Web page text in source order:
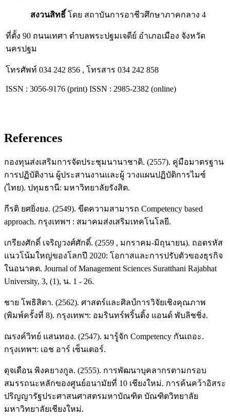
สงวนสิทธิ์ โดย สถาบันการอาชีวศึกษาภาคกลาง 4
ที่ตั้ง 90 ถนนเทศา ตำบลพระปฐมเจดีย์ อำเภอเมือง จังหวัด
นครปฐม
โทรศัพท์ 034 242 856 , โทรสาร 034 242 858
ISSN : 3056-9176 (print) ISSN : 2985-2382 (online)
References
กองทุนส่งเสริมการจัดประชุมนานาชาติ. (2557). คู่มือมาตรฐาน
การปฏิบัติงาน ผู้ประสานงานและผู้ วางแผนปฏิบัติการไมซ์
(ไทย). ปทุมธานี: มหาวิทยาลัยรังสิต.
กีรติ ยศยิ่งยง. (2549). ขีดความสามารถ Competency based
approach. กรุงเทพฯ : สมาคมส่งเสริมเทคโนโลยี.
เกรียงศักดิ์ เจริญวงศ์ศักดิ์. (2559 , มกราคม-มิถุนายน). ถอดรหัส
แนวโน้มใหญ่ของโลกปี 2020: โอกาสและการปรับตัวของธุรกิจ
ในอนาคต. Journal of Management Sciences Suratthani Rajabhat
University, 3, (1), น. 1 - 26.
ชาย โพธิสิตา. (2562). ศาสตร์และศิลป์การวิจัยเชิงคุณภาพ
(พิมพ์ครั้งที่ 8). กรุงเทพฯ: อมรินทร์พริ้นติ้ง แอนด์ พับลิชชิ่ง.
ณรงค์วิทย์ แสนทอง. (2547). มารู้จัก Competency กันเถอะ.
กรุงเทพฯ: เอช อาร์ เซ็นเตอร์.
ดุจเดือน พิงคยางกูล. (2555). การพัฒนาบุคลากรตามกรอบ
สมรรถนะหลักของศูนย์อนามัยที่ 10 เชียงใหม่. การค้นคว้าอิสระ
ปริญญารัฐประศาสนศาสตรมหาบัณฑิต บัณฑิตวิทยาลัย
มหาวิทยาลัยเชียงใหม่.